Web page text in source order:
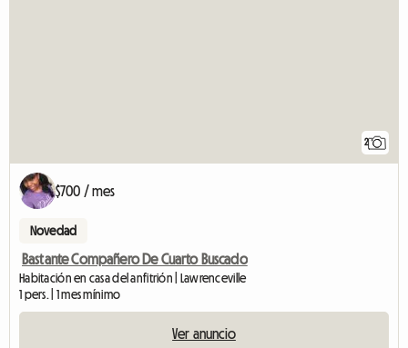
2
$700 / mes
Novedad
Bastante Compañero De Cuarto Buscado
Habitación en casa del anfitrión | Lawrenceville
1 pers. | 1 mes mínimo
Ver anuncio